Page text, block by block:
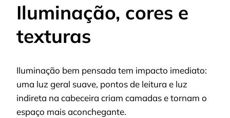
Iluminação, cores e
texturas
Iluminação bem pensada tem impacto imediato:
uma luz geral suave, pontos de leitura e luz
indireta na cabeceira criam camadas e tornam o
espaço mais aconchegante.